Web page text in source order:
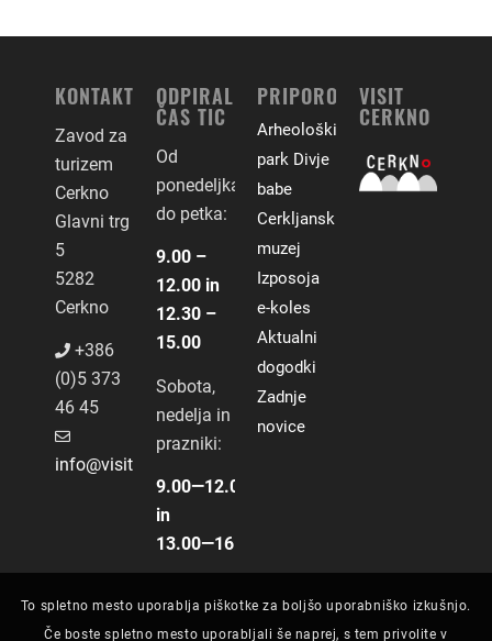
KONTAKT
Zavod za
turizem
Cerkno
Glavni trg
5
5282
Cerkno
+386
(0)5 373
46 45
info@visitcerkno.si
ODPIRALNI
ČAS TIC
Od
ponedeljka
do petka:
9.00 –
12.00 in
12.30 –
15.00
Sobota,
nedelja in
prazniki:
9.00―12.00
in
13.00―16.00
PRIPOROČAMO
Arheološki
park Divje
babe
Cerkljanski
muzej
Izposoja
e-koles
Aktualni
dogodki
Zadnje
novice
VISIT
CERKNO
To spletno mesto uporablja piškotke za boljšo uporabniško izkušnjo.
Če boste spletno mesto uporabljali še naprej, s tem privolite v